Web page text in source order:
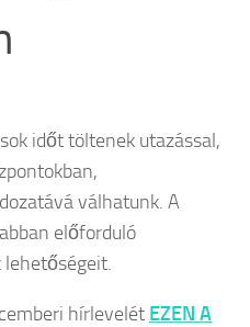
időt töltenek utazással,
válhatunk. A
előforduló
lehetőségeit.
hírlevelét EZEN A